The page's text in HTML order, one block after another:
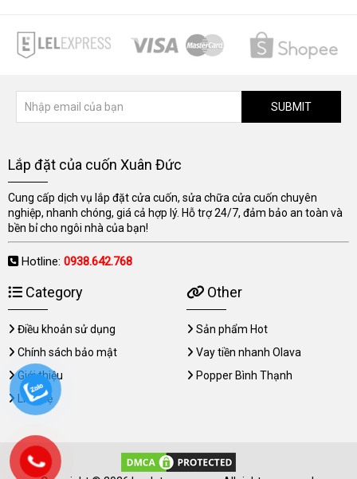
SUBMIT
Lắp đặt của cuốn Xuân Đức
Cung cấp dịch vụ lắp đặt cửa cuốn, sửa chữa cửa cuốn chuyên
nghiệp, nhanh chóng, giá cả hợp lý. Hỗ trợ 24/7, đảm bảo an toàn và
bền bỉ cho ngôi nhà của bạn!
Hotline: 0938.642.768
Category
Điều khoản sử dụng
Chính sách bảo mật
Giới thiệu
Liên hệ
Other
Sản phẩm Hot
Vay tiền nhanh Olava
Popper Bình Thạnh